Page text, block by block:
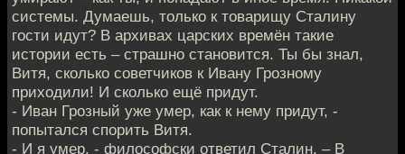
системы. Думаешь, только к товарищу Сталину
гости идут? В архивах царских времён такие
истории есть – страшно становится. Ты бы знал,
Витя, сколько советчиков к Ивану Грозному
приходили! И сколько ещё придут.
- Иван Грозный уже умер, как к нему придут, -
попытался спорить Витя.
- И я умер, - философски ответил Сталин. – В